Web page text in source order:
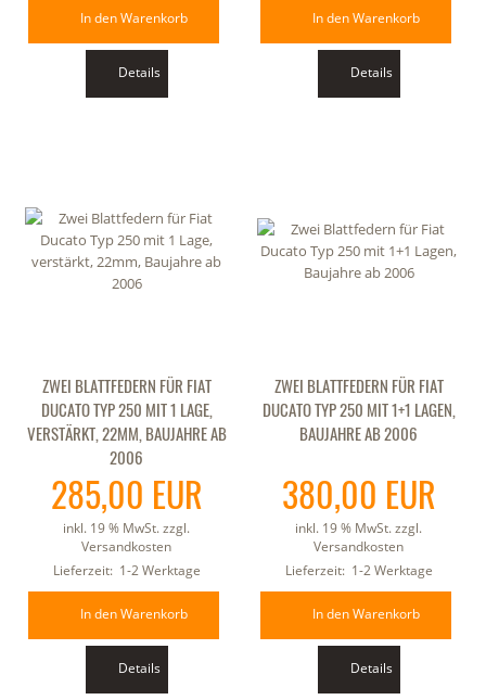
In den Warenkorb
Details
In den Warenkorb
Details
ZWEI BLATTFEDERN FÜR FIAT
DUCATO TYP 250 MIT 1 LAGE,
VERSTÄRKT, 22MM, BAUJAHRE AB
2006
285,00 EUR
inkl. 19 % MwSt. zzgl.
Versandkosten
Lieferzeit: 1-2 Werktage
In den Warenkorb
Details
ZWEI BLATTFEDERN FÜR FIAT
DUCATO TYP 250 MIT 1+1 LAGEN,
BAUJAHRE AB 2006
380,00 EUR
inkl. 19 % MwSt. zzgl.
Versandkosten
Lieferzeit: 1-2 Werktage
In den Warenkorb
Details